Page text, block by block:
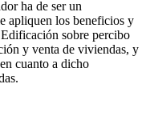
ha de ser un
apliquen los beneficios y
sobre percibo
y venta de viviendas, y
cuanto a dicho